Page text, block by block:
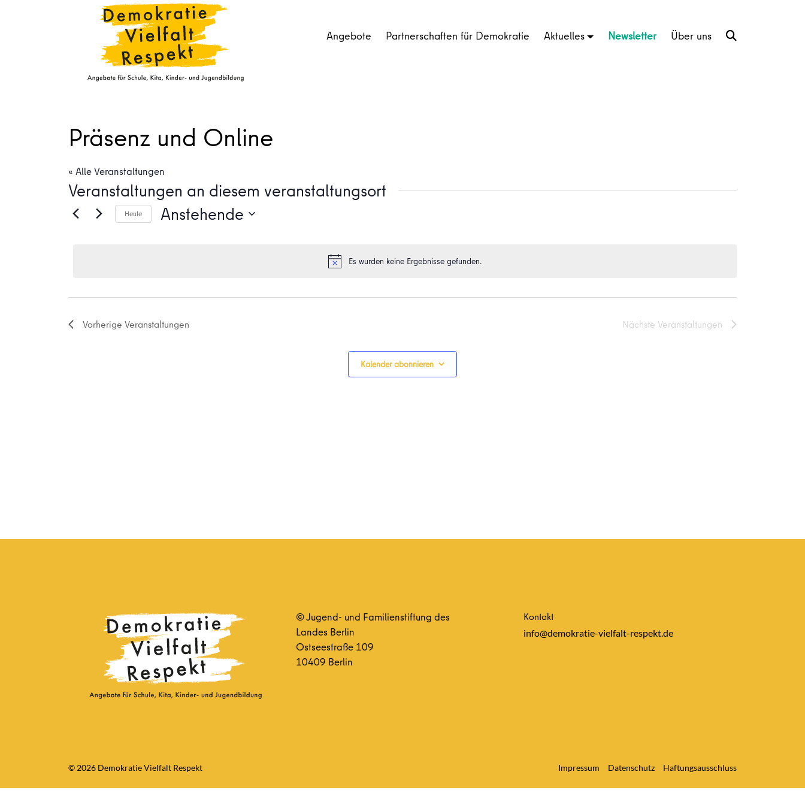
Angebote Partnerschaften für Demokratie Aktuelles Newsletter Über uns
Präsenz und Online
« Alle Veranstaltungen
Veranstaltungen an diesem veranstaltungsort
Hinweis
Es wurden keine Ergebnisse gefunden.
Heute Anstehende
Vorherige Veranstaltungen Nächste Veranstaltungen
Kalender abonnieren
© Jugend- und Familienstiftung des
Landes Berlin
Ostseestraße 109
10409 Berlin
Kontakt
info@demokratie-vielfalt-respekt.de
© 2026 Demokratie Vielfalt Respekt Impressum Datenschutz Haftungsausschluss